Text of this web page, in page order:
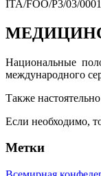
ITA/FOO/Р3/03/
Национальные
международного
Также
Если необходимо,
Метки